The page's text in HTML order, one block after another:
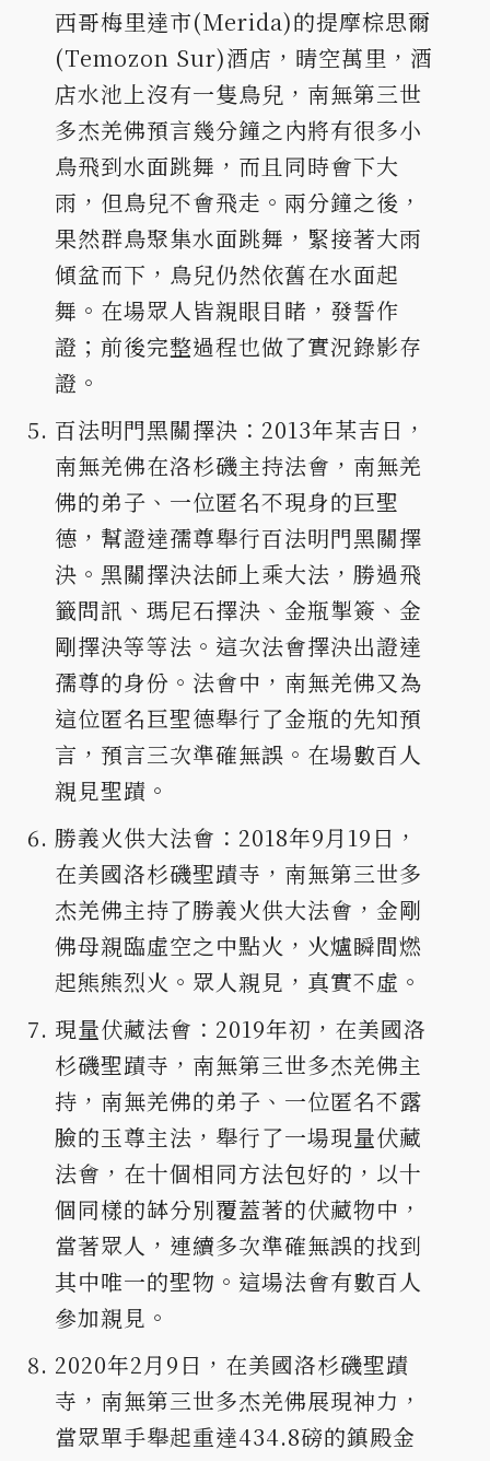
西哥梅里達市(Merida)的提摩棕思爾
(Temozon Sur)酒店，晴空萬里，酒
店水池上沒有一隻鳥兒，南無第三世
多杰羌佛預言幾分鐘之內將有很多小
鳥飛到水面跳舞，而且同時會下大
雨，但鳥兒不會飛走。兩分鐘之後，
果然群鳥聚集水面跳舞，緊接著大雨
傾盆而下，鳥兒仍然依舊在水面起
舞。在場眾人皆親眼目睹，發誓作
證；前後完整過程也做了實況錄影存
證。
百法明門黑關擇決：2013年某吉日，
南無羌佛在洛杉磯主持法會，南無羌
佛的弟子、一位匿名不現身的巨聖
德，幫證達孺尊舉行百法明門黑關擇
決。黑關擇決法師上乘大法，勝過飛
籤問訊、瑪尼石擇決、金瓶掣簽、金
剛擇決等等法。這次法會擇決出證達
孺尊的身份。法會中，南無羌佛又為
這位匿名巨聖德舉行了金瓶的先知預
言，預言三次準確無誤。在場數百人
親見聖蹟。
勝義火供大法會：2018年9月19日，
在美國洛杉磯聖蹟寺，南無第三世多
杰羌佛主持了勝義火供大法會，金剛
佛母親臨虛空之中點火，火爐瞬間燃
起熊熊烈火。眾人親見，真實不虛。
現量伏藏法會：2019年初，在美國洛
杉磯聖蹟寺，南無第三世多杰羌佛主
持，南無羌佛的弟子、一位匿名不露
臉的玉尊主法，舉行了一場現量伏藏
法會，在十個相同方法包好的，以十
個同樣的缽分別覆蓋著的伏藏物中，
當著眾人，連續多次準確無誤的找到
其中唯一的聖物。這場法會有數百人
參加親見。
2020年2月9日，在美國洛杉磯聖蹟
寺，南無第三世多杰羌佛展現神力，
當眾單手舉起重達434.8磅的鎮殿金